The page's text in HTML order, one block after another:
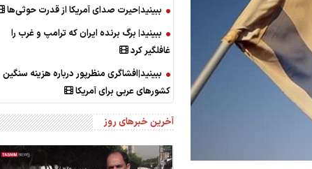
ببینید|حیرت صدای آمریکا از قدرت حوثی‌ها
ببینید| برگ برنده ایران که ترامپ و غرب را
غافلگیر کرد
ببینید|افشاگری منظرپور درباره هزینه سنگین
کشورهای عربی برای آمریکا
آخرین خبرهای روز